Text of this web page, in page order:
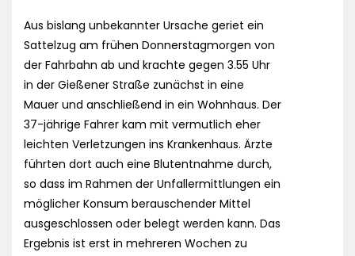
Aus bislang unbekannter Ursache geriet ein
Sattelzug am frühen Donnerstagmorgen von
der Fahrbahn ab und krachte gegen 3.55 Uhr
in der Gießener Straße zunächst in eine
Mauer und anschließend in ein Wohnhaus. Der
37-jährige Fahrer kam mit vermutlich eher
leichten Verletzungen ins Krankenhaus. Ärzte
führten dort auch eine Blutentnahme durch,
so dass im Rahmen der Unfallermittlungen ein
möglicher Konsum berauschender Mittel
ausgeschlossen oder belegt werden kann. Das
Ergebnis ist erst in mehreren Wochen zu